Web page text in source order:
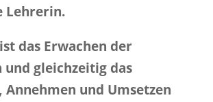
Lehrerin.
das Erwachen der
und gleichzeitig das
Annehmen und Umsetzen